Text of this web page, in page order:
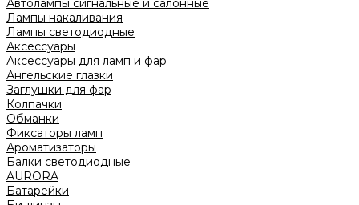
Автолампы сигнальные и салонные
Лампы накаливания
Лампы светодиодные
Аксессуары
Аксессуары для ламп и фар
Ангельские глазки
Заглушки для фар
Колпачки
Обманки
Фиксаторы ламп
Ароматизаторы
Балки светодиодные
AURORA
Батарейки